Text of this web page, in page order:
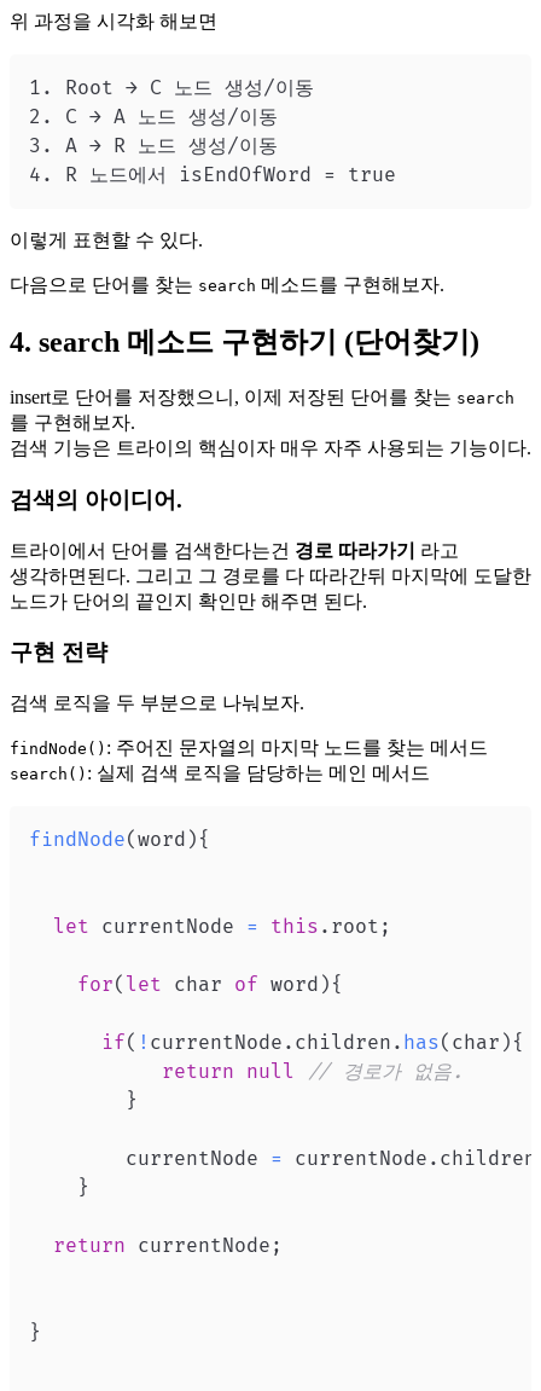
위 과정을 시각화 해보면
이렇게 표현할 수 있다.
다음으로 단어를 찾는 search 메소드를 구현해보자.
4. search 메소드 구현하기 (단어찾기)
insert로 단어를 저장했으니, 이제 저장된 단어를 찾는 search
를 구현해보자.
검색 기능은 트라이의 핵심이자 매우 자주 사용되는 기능이다.
검색의 아이디어.
트라이에서 단어를 검색한다는건 경로 따라가기
라고
생각하면된다. 그리고 그 경로를 다 따라간뒤 마지막에 도달한
노드가 단어의 끝인지 확인만 해주면 된다.
구현 전략
검색 로직을 두 부분으로 나눠보자.
findNode() : 주어진 문자열의 마지막 노드를 찾는 메서드
search() : 실제 검색 로직을 담당하는 메인 메서드
findNode( word ) {
let currentNode = this . root ;
for( let char of word ) {
if( ! currentNode . children . has( char ) {
return null
// 경로가 없음.
}
        currentNode
= currentNode . children
}
return currentNode ;
}